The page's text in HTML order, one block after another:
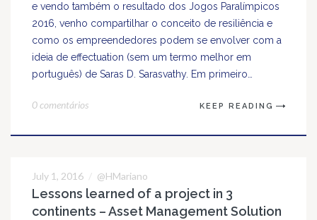
e vendo também o resultado dos Jogos Paralímpicos
2016, venho compartilhar o conceito de resiliência e
como os empreendedores podem se envolver com a
ideia de effectuation (sem um termo melhor em
português) de Saras D. Sarasvathy. Em primeiro…
0 comentários KEEP READING
01
JUL
July 1, 2016 @HMariano
Lessons learned of a project in 3
continents – Asset Management Solution